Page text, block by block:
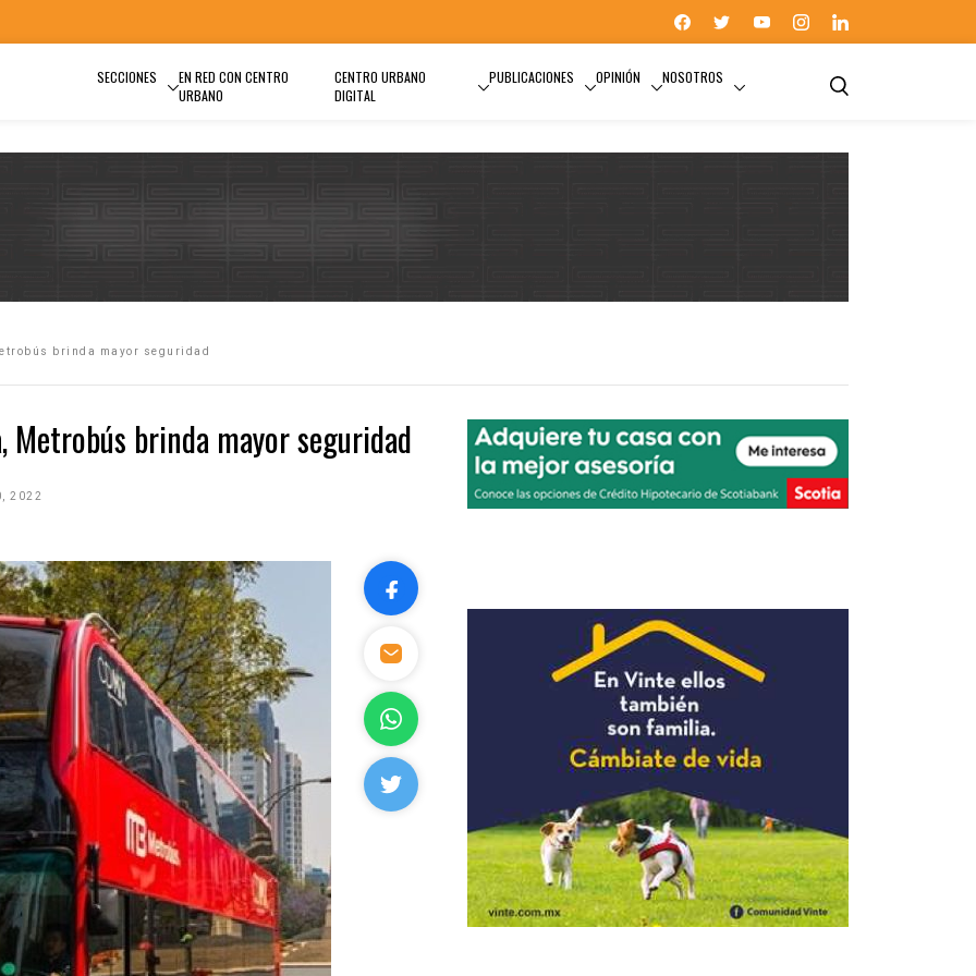
SECCIONES
EN RED CON CENTRO
URBANO
CENTRO URBANO
DIGITAL
PUBLICACIONES OPINIÓN NOSOTROS
brinda mayor seguridad
brinda mayor seguridad
2022